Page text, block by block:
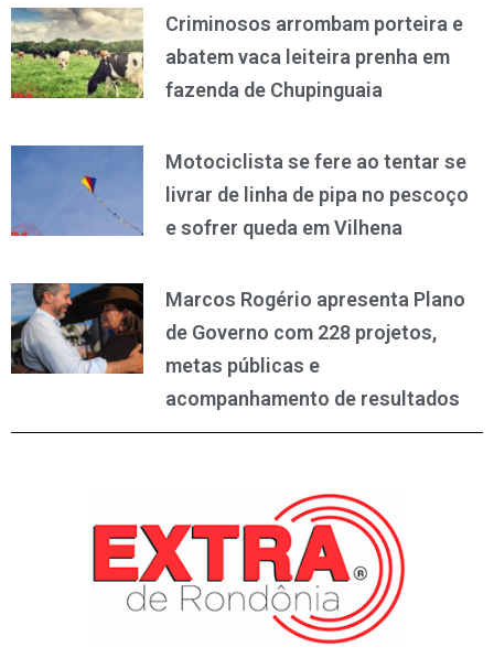
Criminosos arrombam porteira e
abatem vaca leiteira prenha em
fazenda de Chupinguaia
Motociclista se fere ao tentar se
livrar de linha de pipa no pescoço
e sofrer queda em Vilhena
Marcos Rogério apresenta Plano
de Governo com 228 projetos,
metas públicas e
acompanhamento de resultados